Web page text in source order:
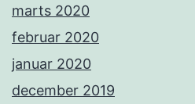
marts 2020
februar 2020
januar 2020
december 2019